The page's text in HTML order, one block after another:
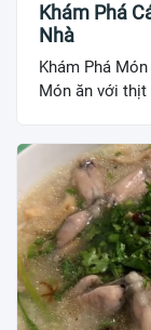
Khám Phá
Nhà
Khám Phá
Món ăn với thịt